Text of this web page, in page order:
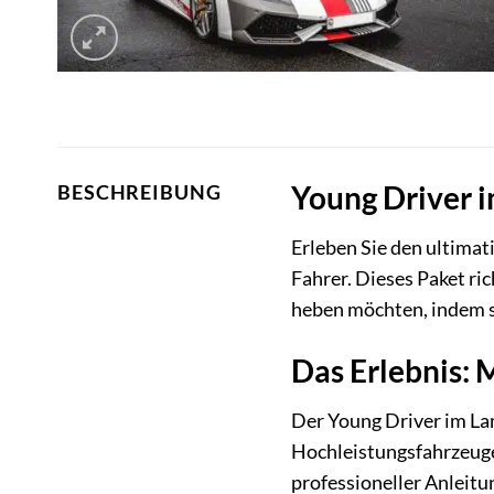
BESCHREIBUNG Young Driver
Erleben Sie den
Fahrer. Dieses Paket
heben möchten, indem
Das Erlebnis:
Der Young Driver im
professioneller